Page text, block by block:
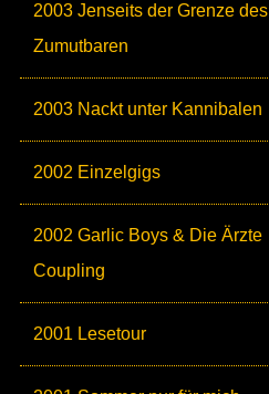
2003 Jenseits der Grenze des
Zumutbaren
2003 Nackt unter Kannibalen
2002 Einzelgigs
2002 Garlic Boys & Die Ärzte
Coupling
2001 Lesetour